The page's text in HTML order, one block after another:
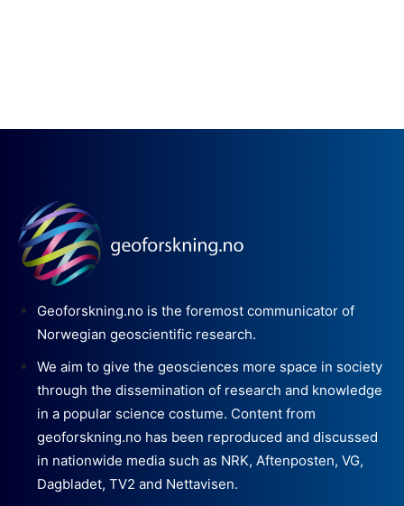
Geoforskning.no is the foremost communicator of
Norwegian geoscientific research.
We aim to give the geosciences more space in society
through the dissemination of research and knowledge
in a popular science costume. Content from
geoforskning.no has been reproduced and discussed
in nationwide media such as NRK, Aftenposten, VG,
Dagbladet, TV2 and Nettavisen.